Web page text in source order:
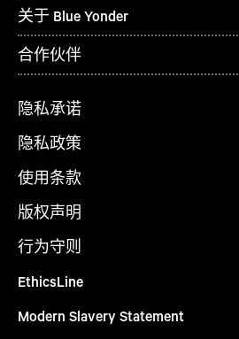
关于 Blue Yonder
合作伙伴
隐私承诺
隐私政策
使用条款
版权声明
行为守则
EthicsLine
Modern Slavery Statement